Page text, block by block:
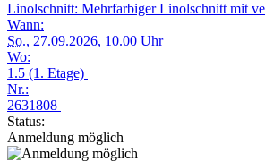
Linolschnitt: Mehrfarbiger Linolschnitt mit
Wann:
So., 27.09.2026, 10.00 Uhr
Wo:
1.5 (1. Etage)
Nr.:
2631808
Status:
Anmeldung möglich